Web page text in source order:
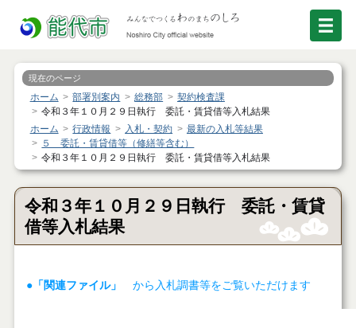
現在のページ
ホーム 部署別案内 総務部
契約検査課
令和３年１０月２９日執行 委託・賃貸借等入札結果
ホーム
行政情報 入札・契約
最新の入札等結果
５ 委託・賃貸借等（修繕等含む）
令和３年１０月２９日執行 委託・賃貸借等入札結果
令和３年１０月２９日執行 委託・賃貸
借等入札結果
●「関連ファイル」 から入札調書等をご覧いただけます